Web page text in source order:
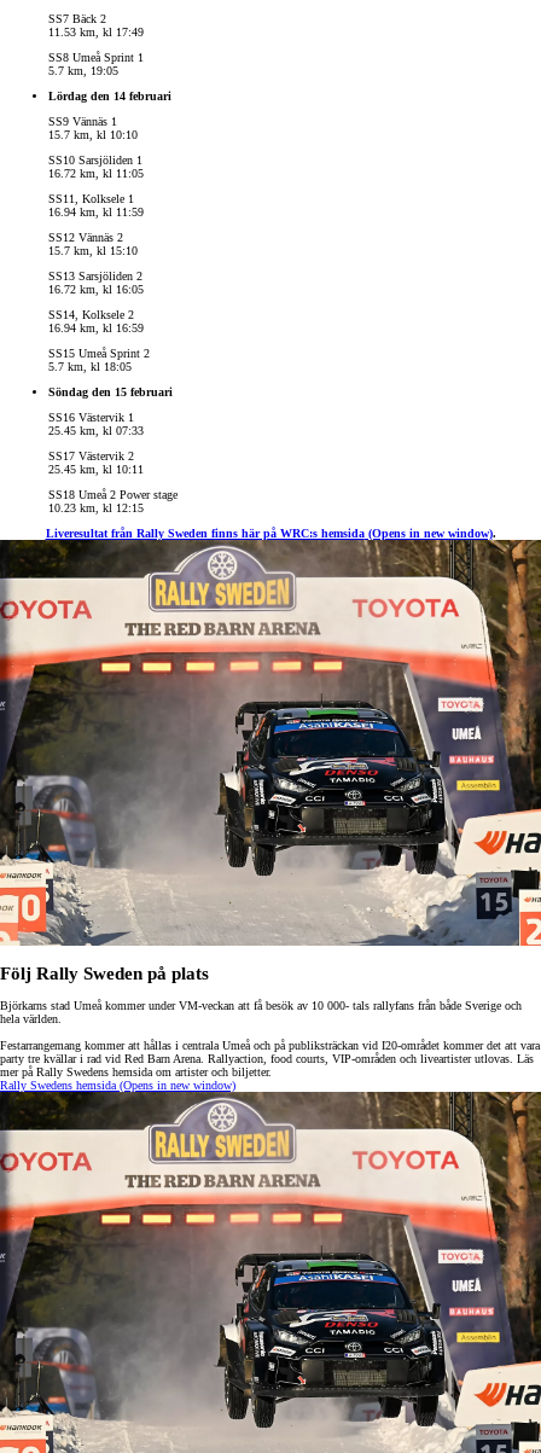
SS7 Bäck 2
11.53 km, kl 17:49
SS8 Umeå Sprint 1
5.7 km, 19:05
Lördag den 14 februari
SS9 Vännäs 1
15.7 km, kl 10:10
SS10 Sarsjöliden 1
16.72 km, kl 11:05
SS11, Kolksele 1
16.94 km, kl 11:59
SS12 Vännäs 2
15.7 km, kl 15:10
SS13 Sarsjöliden 2
16.72 km, kl 16:05
SS14, Kolksele 2
16.94 km, kl 16:59
SS15 Umeå Sprint 2
5.7 km, kl 18:05
Söndag den 15 februari
SS16 Västervik 1
25.45 km, kl 07:33
SS17 Västervik 2
25.45 km, kl 10:11
SS18 Umeå 2 Power stage
10.23 km, kl 12:15
Liveresultat från Rally Sweden finns här på WRC:s hemsida(Opens in new window).
Följ Rally Sweden på plats
Björkarns stad Umeå kommer under VM-veckan att få besök av 10 000- tals rallyfans från både Sverige och
hela världen.
Festarrangemang kommer att hållas i centrala Umeå och på publiksträckan vid I20-området kommer det att vara
party tre kvällar i rad vid Red Barn Arena. Rallyaction, food courts, VIP-områden och liveartister utlovas. Läs
mer på Rally Swedens hemsida om artister och biljetter.
Rally Swedens hemsida (Opens in new window)